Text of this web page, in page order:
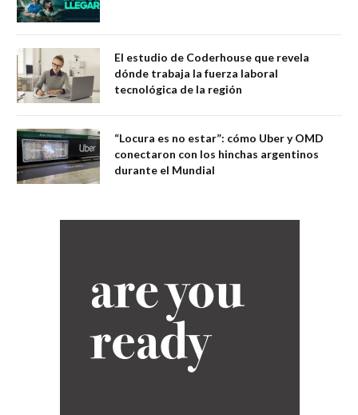
El estudio de Coderhouse que revela
dónde trabaja la fuerza laboral
tecnológica de la región
“Locura es no estar”: cómo Uber y OMD
conectaron con los hinchas argentinos
durante el Mundial